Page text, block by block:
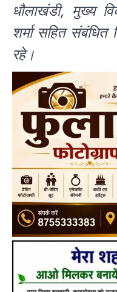
धौलाखंडी, मुख्य
शर्मा सहित संबंधित
रहे।